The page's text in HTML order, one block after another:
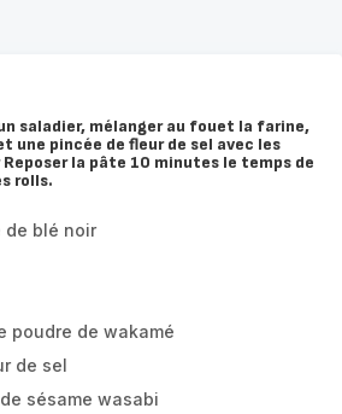
saladier, mélanger au fouet la farine,
une pincée de fleur de sel avec les
la pâte 10 minutes le temps de
rolls.
de blé noir
poudre de wakamé
de sel
sésame wasabi